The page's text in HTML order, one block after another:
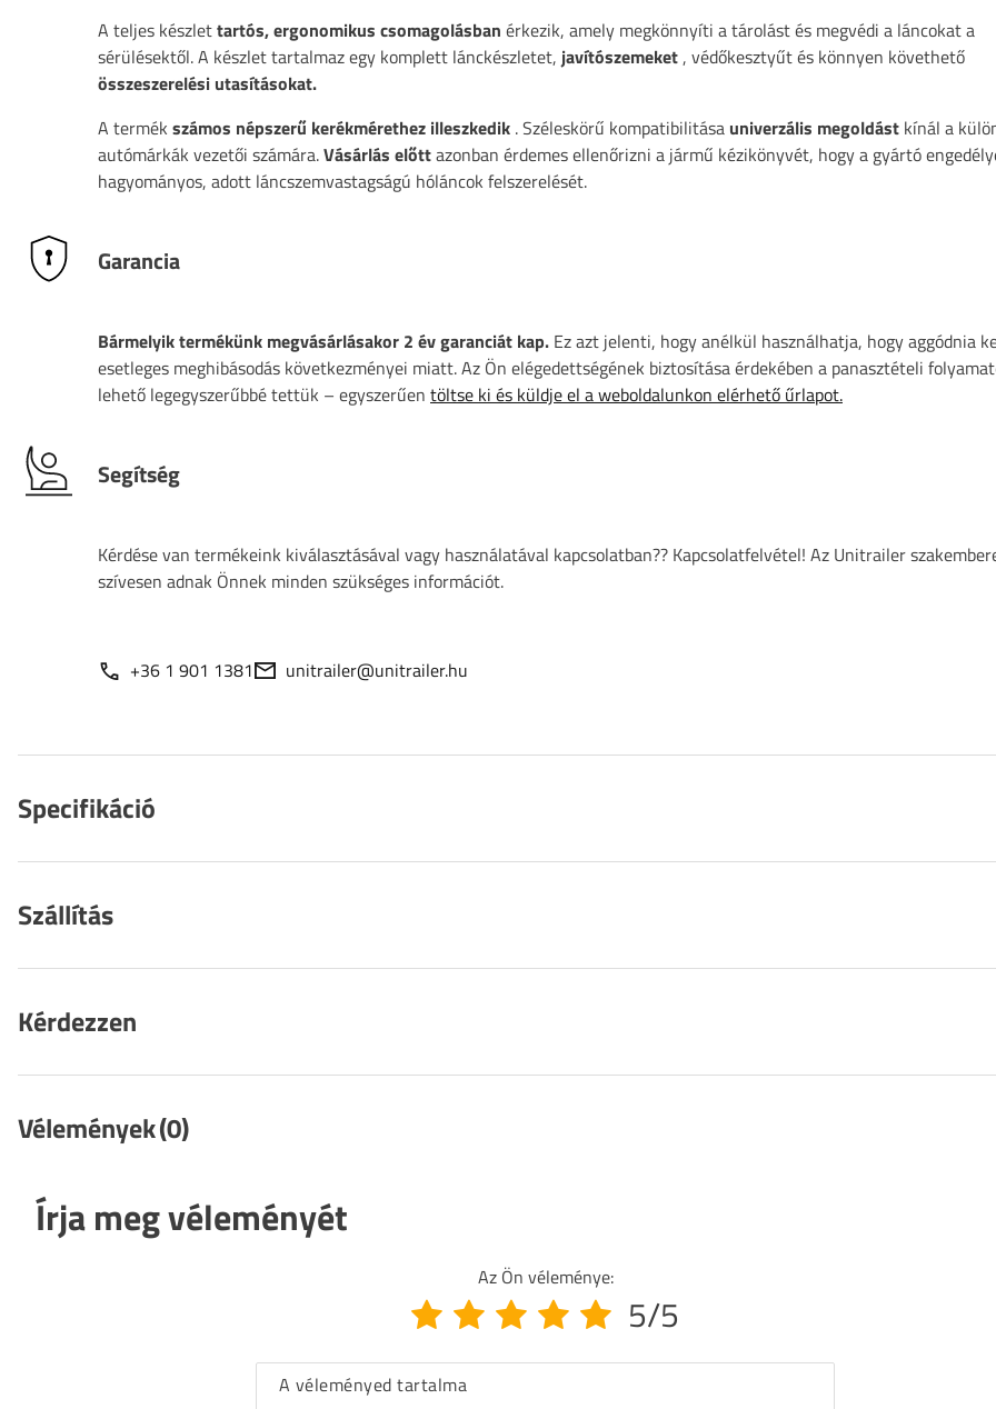
A teljes készlettartós, ergonomikus csomagolásban érkezik, amely megkönnyíti a tárolást és megvédi a láncokat a
sérülésektől. A készlet tartalmaz egy komplett lánckészletet, javítószemeket, védőkesztyűt és könnyen követhető
összeszerelési utasításokat.
A termék számos népszerű kerékmérethez illeszkedik . Széleskörű kompatibilitása univerzális megoldást kínál a
autómárkák vezetői számára.Vásárlás előttazonban érdemes ellenőrizni a jármű kézikönyvét, hogy a gyártó
hagyományos, adott láncszemvastagságú hóláncok felszerelését.
Garancia
Bármelyik termékünk megvásárlásakor 2 év garanciát kap. Ez azt jelenti, hogy anélkül használhatja, hogy aggódnia
esetleges meghibásodás következményei miatt. Az Ön elégedettségének biztosítása érdekében a panasztételi
lehető legegyszerűbbé tettük – egyszerűen töltse ki és küldje el a weboldalunkon elérhető űrlapot.
Segítség
Kérdése van termékeink kiválasztásával vagy használatával kapcsolatban?? Kapcsolatfelvétel! Az Unitrailer
szívesen adnak Önnek minden szükséges információt.
+36 1 901 1381 unitrailer@unitrailer.hu
Specifikáció
Szállítás
Kérdezzen
Vélemények(0)
Írja meg véleményét
Az Ön véleménye:
5/5
A véleményed tartalma